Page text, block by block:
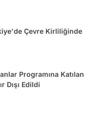
Çevre Kirliliğinde
Programına Katılan
Dışı Edildi